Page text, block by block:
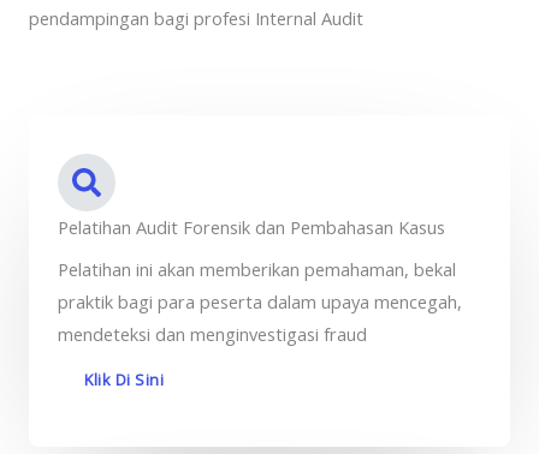
pendampingan bagi profesi Internal Audit
Pelatihan Audit Forensik dan Pembahasan Kasus
Pelatihan ini akan memberikan pemahaman, bekal
praktik bagi para peserta dalam upaya mencegah,
mendeteksi dan menginvestigasi fraud
Klik Di Sini